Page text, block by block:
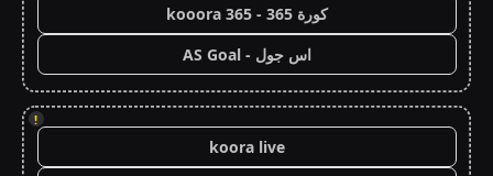
كورة 365 - kooora 365
اس جول - AS Goal
!
koora live